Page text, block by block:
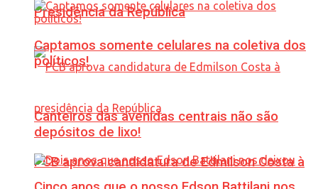
Presidência da República
PCB aprova candidatura de Edmilson Costa à
Captamos somente celulares na coletiva dos
políticos!
Canteiros das avenidas centrais não são
depósitos de lixo!